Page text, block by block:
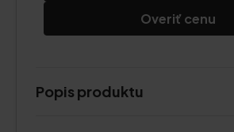
Overiť cenu
Popis produktu